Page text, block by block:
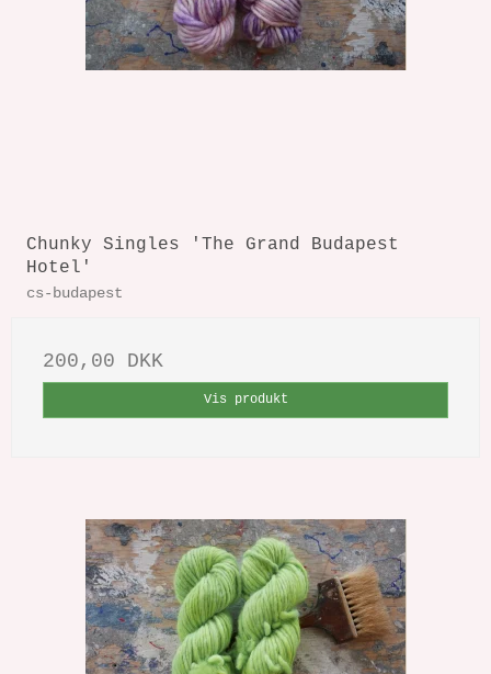
Chunky Singles 'The Grand Budapest
Hotel'
cs-budapest
200,00 DKK
Vis produkt